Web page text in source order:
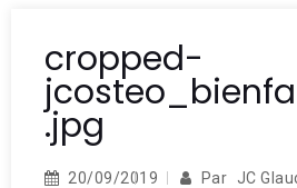
cropped-
.jpg
20/09/2019 Par JC